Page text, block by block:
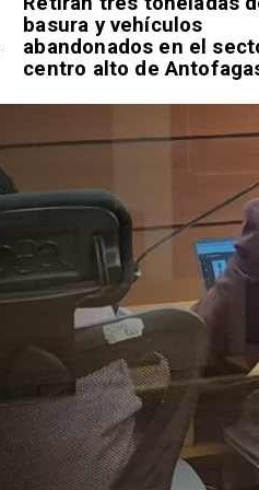
basura y vehículos
abandonados en el
centro alto de